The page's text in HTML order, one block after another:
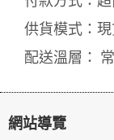
供貨模式：
配送溫層：
網站導覽